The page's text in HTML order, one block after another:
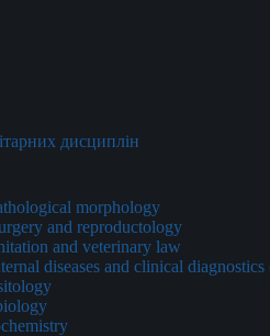
дисциплін
morphology
and reproductology
and veterinary law
diseases and clinical